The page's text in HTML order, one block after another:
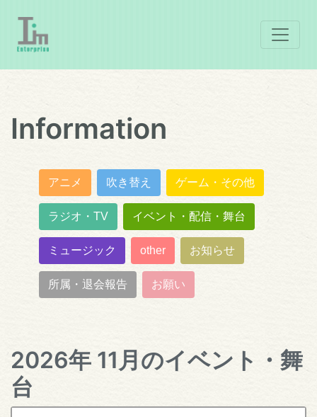
Information
アニメ 吹き替え ゲーム・その他
ラジオ・TV イベント・配信・舞台
ミュージック other お知らせ
所属・退会報告 お願い
2026年 11月のイベント・舞
台